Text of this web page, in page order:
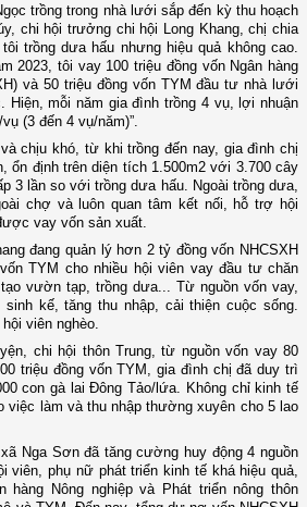
trồng trong nhà lưới sắp đến kỳ thu hoạch
chi hội trưởng chi hội Long Khang, chị chia
trồng dưa hấu nhưng hiệu quả không cao.
2023, tôi vay 100 triệu đồng vốn Ngân hàng
và 50 triệu đồng vốn TYM đầu tư nhà lưới
Hiện, mỗi năm gia đình trồng 4 vụ, lợi nhuận
(3 đến 4 vụ/năm)”.
chịu khó, từ khi trồng đến nay, gia đình chị
ổn định trên diện tích 1.500m2 với 3.700 cây
3 lần so với trồng dưa hấu. Ngoài trồng dưa,
chợ và luôn quan tâm kết nối, hỗ trợ hội
vay vốn sản xuất.
đang quản lý hơn 2 tỷ đồng vốn NHCSXH
TYM cho nhiều hội viên vay đầu tư chăn
vườn tạp, trồng dưa... Từ nguồn vốn vay,
kế, tăng thu nhập, cải thiện cuộc sống.
viên nghèo.
chi hội thôn Trung, từ nguồn vốn vay 80
triệu đồng vốn TYM, gia đình chị đã duy trì
con gà lai Đông Tảo/lứa. Không chỉ kinh tế
việc làm và thu nhập thường xuyên cho 5 lao
Nga Sơn đã tăng cường huy động 4 nguồn
viên, phụ nữ phát triển kinh tế khá hiệu quả,
hàng Nông nghiệp và Phát triển nông thôn